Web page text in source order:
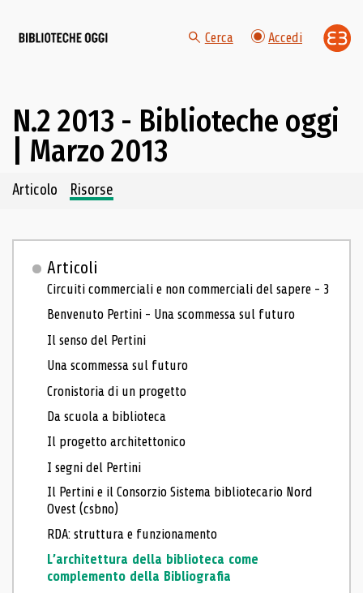
Cerca Accedi
N.2 2013 - Biblioteche oggi
| Marzo 2013
Navigazione dei contenuti del fascicolo
Articolo Risorse
Articoli
Circuiti commerciali e non commerciali del sapere - 3
Benvenuto Pertini - Una scommessa sul futuro
Il senso del Pertini
Una scommessa sul futuro
Cronistoria di un progetto
Da scuola a biblioteca
Il progetto architettonico
I segni del Pertini
Il Pertini e il Consorzio Sistema bibliotecario Nord
Ovest (csbno)
RDA: struttura e funzionamento
L’architettura della biblioteca come
complemento della Bibliografia